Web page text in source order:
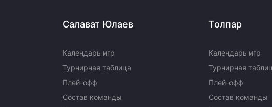
Салават Юлаев
Календарь игр
Турнирная таблица
Плей-офф
Состав команды
Толпар
Календарь игр
Турнирная
Плей-офф
Состав команды